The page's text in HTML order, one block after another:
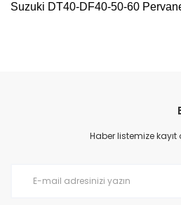
Suzuki DT40-DF40-50-60
Ürün resmi kalitesiz, bozuk veya
Ürün açıklamasında eksik bilgiler
Haber listemize